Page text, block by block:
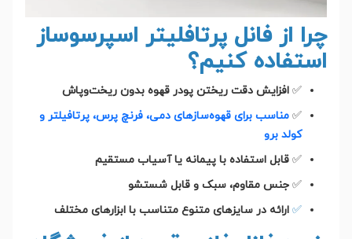
چرا از فانل پرتافلیتر اسپرسوساز
استفاده کنیم؟
✅ افزایش دقت ریختن پودر قهوه بدون ریخت‌و‌پاش
✅ مناسب برای قهوه‌سازهای دمی، فرنچ پرس، پرتافیلتر و
کولد برو
✅ قابل استفاده با پیمانه یا آسیاب مستقیم
✅ جنس مقاوم، سبک و قابل شستشو
✅ ارائه در سایزهای متنوع متناسب با ابزارهای مختلف